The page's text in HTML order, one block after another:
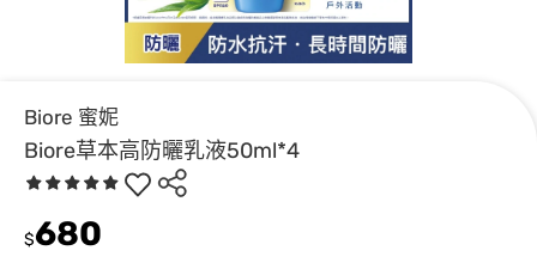
Biore 蜜妮
Biore草本高防曬乳液50ml*4
$680